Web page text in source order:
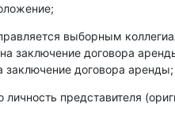
выборным
на заключение договора
заключение договора аренды;
представителя